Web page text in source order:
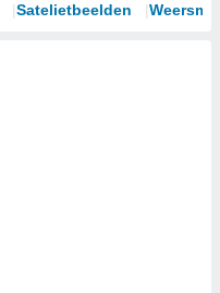
Satelietbeelden